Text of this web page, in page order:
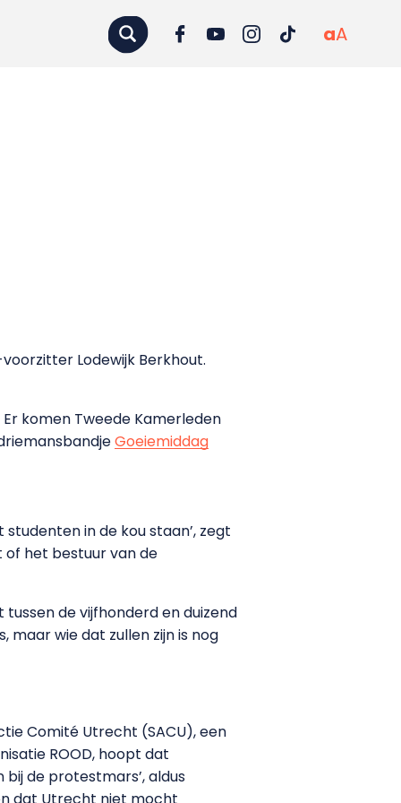
aA
Lodewijk Berkhout.
komen Tweede Kamerleden
Goeiemiddag
in de kou staan’, zegt
of het bestuur van de
de vijfhonderd en duizend
wie dat zullen zijn is nog
Comité Utrecht (SACU), een
ROOD, hoopt dat
de protestmars’, aldus
dat Utrecht niet mocht